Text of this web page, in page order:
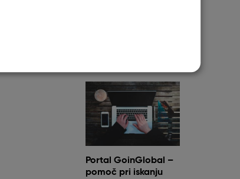
Portal GoinGlobal –
pomoč pri iskanju